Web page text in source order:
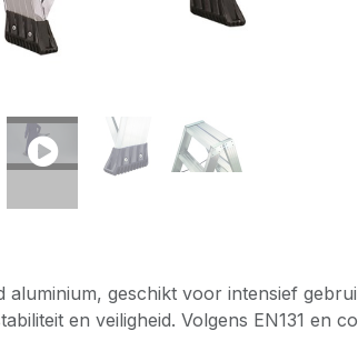
geschikt voor intensief
en veiligheid. Volgens EN131 en